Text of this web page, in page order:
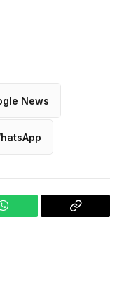
News
WhatsApp
Copy